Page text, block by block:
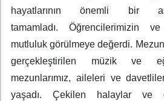
hayatlarının önemli bir
tamamladı. Öğrencilerimizin
mutlulukgörülmeye değerdi.
gerçekleştirilen müzik ve
mezunlarımız, aileleri ve
yaşadı. Çekilen halaylar ve